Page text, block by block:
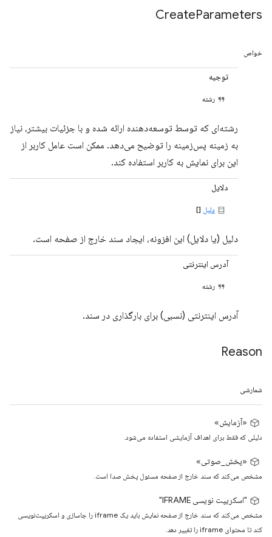
CreateParameters
خواص
توجیه
رشته
رشته‌ای که توسط توسعه‌دهنده ارائه شده و با جزئیات بیشتر، نیاز
به زمینه پس‌زمینه را توضیح می‌دهد. ممکن است عامل کاربر از
این برای نمایش به کاربر استفاده کند.
دلایل
دلیل []
دلیل (یا دلایل) این افزونه، ایجاد سند خارج از صفحه است.
آدرس اینترنتی
رشته
آدرس اینترنتی (نسبی) برای بارگذاری در سند.
Reason
شمارشی
«آزمایش»
دلیلی که فقط برای اهداف آزمایشی استفاده می‌شود.
«پخش_صوتی»
مشخص می‌کند که سند خارج از صفحه مسئول پخش صدا است.
"اسکریپت نویسی IFRAME"
مشخص می‌کند که سند خارج از صفحه نمایش باید یک iframe را جاسازی و اسکریپت‌نویسی
کند تا محتوای iframe را تغییر دهد.